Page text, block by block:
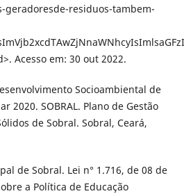
geradoresde-residuos-tambem-
Acesso em: 30 out 2022.
Socioambiental de
2020. SOBRAL. Plano de Gestão
de Sobral. Sobral, Ceará,
de Sobral. Lei n° 1.716, de 08 de
a Política de Educação